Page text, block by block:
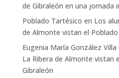
de Gibraleón en una jornada
Poblado Tartésico en Los
de Almonte vistan el
Eugenia María González Villa
La Ribera de Almonte vistan
Gibraleón